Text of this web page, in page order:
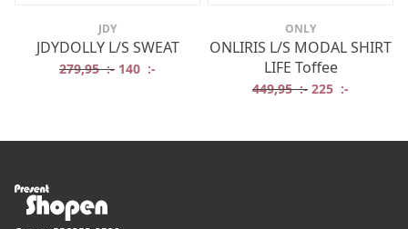
JDY
JDYDOLLY L/S SWEAT
279,95:- Det ursprungliga priset var: 279,95 :-.
140 :- Det nuvarande priset är: 140 :-.
ONLY
ONLIRIS L/S MODAL SHIRT
LIFE Toffee
449,95:- Det
225 :-